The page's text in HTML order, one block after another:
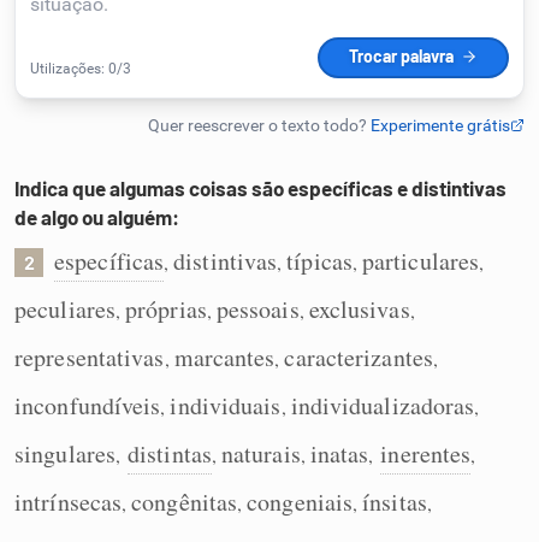
Indica que algumas coisas são específicas e distintivas
de algo ou alguém:
2 específicas,distintivas,típicas, particulares,
peculiares, próprias, pessoais, exclusivas,
representativas, marcantes,caracterizantes,
inconfundíveis,individuais, individualizadoras,
singulares, distintas, naturais, inatas, inerentes,
intrínsecas,congênitas,congeniais,ínsitas,